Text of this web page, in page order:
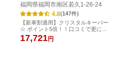
福岡県福岡市南区若久1-26-24
4.8(147件)
【新車割適用】クリスタルキーパー
☆️ ポイント5倍！！口コミで更にポ
イント追加※代車無料 必要な際は
連絡下さい
17,721円